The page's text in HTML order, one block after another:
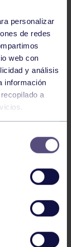
personalizar
de redes
web con
y análisis
información
a
2025-2026,
como